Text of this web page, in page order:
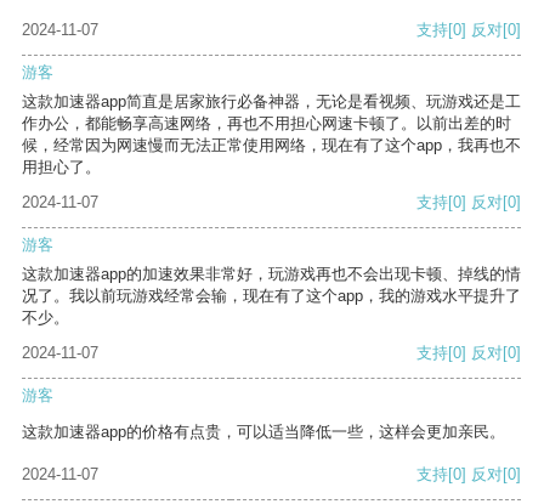
2024-11-07 支持[0] 反对[0]
游客
这款加速器app简直是居家旅行必备神器，无论是看视频、玩游戏还是工
作办公，都能畅享高速网络，再也不用担心网速卡顿了。以前出差的时
候，经常因为网速慢而无法正常使用网络，现在有了这个app，我再也不
用担心了。
2024-11-07
支持[0] 反对[0]
游客
这款加速器app的加速效果非常好，玩游戏再也不会出现卡顿、掉线的情
况了。我以前玩游戏经常会输，现在有了这个app，我的游戏水平提升了
不少。
2024-11-07
支持[0] 反对[0]
游客
这款加速器app的价格有点贵，可以适当降低一些，这样会更加亲民。
2024-11-07 支持[0] 反对[0]